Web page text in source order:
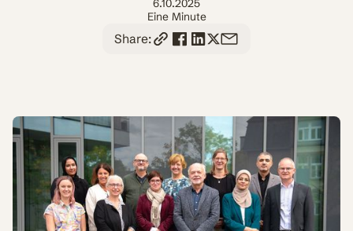
6.10.2025
Eine Minute
Share: